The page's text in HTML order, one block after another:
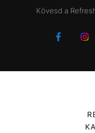
Kövesd a